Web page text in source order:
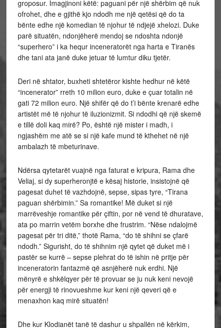
groposur. Imagjinoni këtë: paguani për një shërbim që nuk
ofrohet, dhe e gjithë kjo ndodh me një qetësi që do ta
bënte edhe një komedian të njohur të ndjejë xhelozi. Duke
parë situatën, ndonjëherë mendoj se ndoshta ndonjë
“superhero” i ka hequr inceneratorët nga harta e Tiranës
dhe tani ata janë duke jetuar të lumtur diku tjetër.
Deri në shtator, buxheti shtetëror kishte hedhur në këtë
“incenerator” rreth 10 milion euro, duke e çuar totalin në
gati 72 milion euro. Një shifër që do t’i bënte krenarë edhe
artistët më të njohur të iluzionizmit. Si ndodhi që një skemë
e tillë doli kaq mirë? Po, është një mister i madh, i
ngjashëm me atë se si një kafe mund të kthehet në një
ambalazh të mbeturinave.
Ndërsa qytetarët vuajnë nga faturat e kripura, Rama dhe
Veliaj, si dy superheronjtë e kësaj historie, insistojnë që
pagesat duhet të vazhdojnë, sepse, sipas tyre, “Tirana
paguan shërbimin.” Sa romantike! Më duket si një
marrëveshje romantike për çiftin, por në vend të dhuratave,
ata po marrin vetëm borxhe dhe frustrim. “Nëse ndalojmë
pagesat për tri ditë,” thotë Rama, “do të shihni se çfarë
ndodh.” Sigurisht, do të shihnim një qytet që duket më i
pastër se kurrë – sepse plehrat do të ishin në pritje për
inceneratorin fantazmë që asnjëherë nuk erdhi. Një
mënyrë e shkëlqyer për të provuar se ju nuk keni nevojë
për energji të rinovueshme kur keni një qeveri që e
menaxhon kaq mirë situatën!
Dhe kur Klodianët tanë të dashur u shpallën në kërkim,